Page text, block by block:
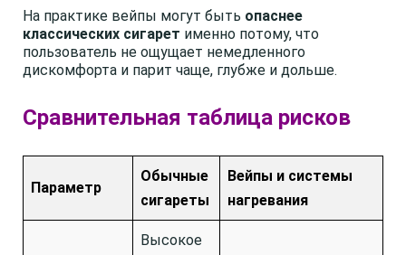
На практике вейпы могут быть опаснее
классических сигарет именно потому, что
пользователь не ощущает немедленного
дискомфорта и парит чаще, глубже и дольше.
Сравнительная таблица рисков
Параметр
Обычные
сигареты
Вейпы и системы
нагревания
Высокое